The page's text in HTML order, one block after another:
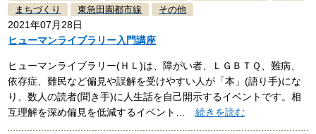
まちづくり
東急田園都市線 その他
2021年07月28日
ヒューマンライブラリー入門講座
ヒューマンライブラリー(ＨＬ)は、障がい者、ＬＧＢＴＱ、難病、
依存症、難民など偏見や誤解を受けやすい人が「本」(語り手)にな
り、数人の読者(聞き手)に人生話を自己開示するイベントです。相
互理解を深め偏見を低減するイベント…続きを読む